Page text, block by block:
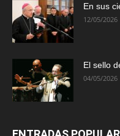
En sus
12/05/2026
El sello
04/05/2026